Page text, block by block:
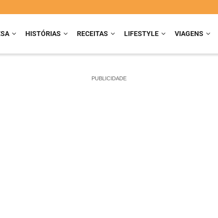
HISTÓRIAS RECEITAS LIFESTYLE VIAGENS
PUBLICIDADE